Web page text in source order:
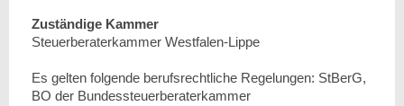
Zuständige Kammer
Steuerberaterkammer Westfalen-Lippe
Es gelten folgende berufsrechtliche Regelungen: StBerG,
BO der Bundessteuerberaterkammer